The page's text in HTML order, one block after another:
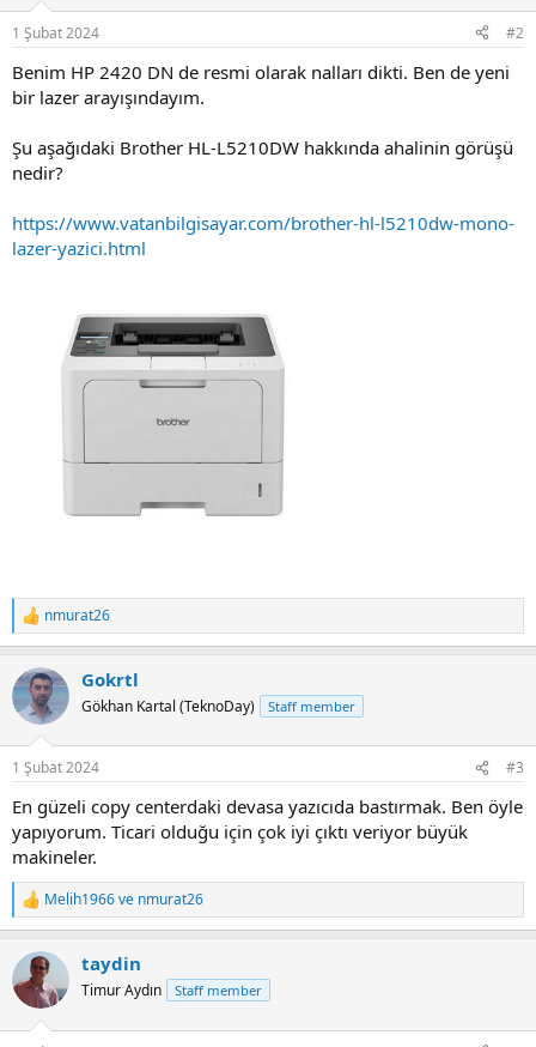
s
1 Şubat 2024 #2
Benim HP 2420 DN de resmi olarak nalları dikti. Ben de yeni
bir lazer arayışındayım.
Şu aşağıdaki Brother HL-L5210DW hakkında ahalinin görüşü
nedir?
https://www.vatanbilgisayar.com/brother-hl-l5210dw-mono-
lazer-yazici.html
R
e
c
t
i
s
nmurat26
Gokrtl
Gökhan Kartal (TeknoDay) Staff member
1 Şubat 2024 #3
En güzeli copy centerdaki devasa yazıcıda bastırmak. Ben öyle
yapıyorum. Ticari olduğu için çok iyi çıktı veriyor büyük
makineler.
R
e
c
t
i
Melih1966ve nmurat26
taydin
Timur Aydın Staff member